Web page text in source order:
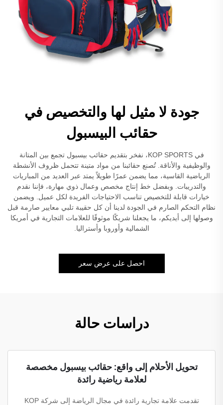
جودة لا مثيل لها والتخصيص في
حقائب البيسبول
في KOP SPORTS، نفخر بتقديم حقائب بيسبول تجمع بين المتانة
والوظيفية والأناقة. تُصنع حقائبنا من مواد متينة تتحمل ظروف الأنشطة
الرياضية القاسية، مما يضمن عمرًا طويلاً يمتد عبر العديد من المباريات
والتدريبات. وبفضل خط إنتاج مخصص وعمال ذوي مهارة، فإننا نقدم
خيارات قابلة للتخصيص تناسب الاحتياجات الفريدة لكل عميل. ويضمن
نظام التحكم الصارم في الجودة لدينا أن كل حقيبة تلبي معايير صارمة قبل
وصولها إلى أيديكم، ما يجعلنا شريكًا موثوقًا للعلامات التجارية في أمريكا
الشمالية وأوروبا وأستراليا.
احصل على عرض سعر
دراسات حالة
تحويل الأحلام إلى واقع: حقائب بيسبول مخصصة
لعلامة رياضية رائدة
تقدمت علامة تجارية رائدة في مجال الرياضة إلى شركة KOP